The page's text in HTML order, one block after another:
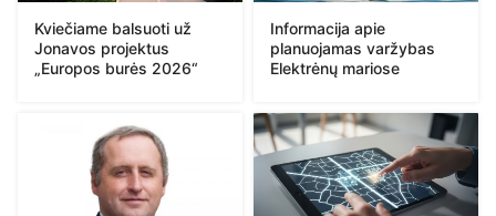
Kviečiame balsuoti už
Jonavos projektus
„Europos burės 2026“
Informacija apie
planuojamas varžybas
Elektrėnų mariose